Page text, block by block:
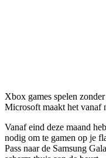
Xbox games spelen
Microsoft maakt het vanaf
Vanaf eind deze maand
nodig om te gamen op je
Pass naar de Samsung